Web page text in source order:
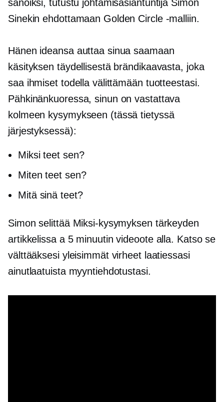
sanoiksi, tutustu johtamisasiantuntija Simon
Sinekin ehdottamaan Golden Circle -malliin.
Hänen ideansa auttaa sinua saamaan
käsityksen täydellisestä brändikaavasta, joka
saa ihmiset todella välittämään tuotteestasi.
Pähkinänkuoressa, sinun on vastattava
kolmeen kysymykseen (tässä tietyssä
järjestyksessä):
Miksi teet sen?
Miten teet sen?
Mitä sinä teet?
Simon selittää Miksi-kysymyksen tärkeyden
artikkelissa a 5 minuutin videoote alla. Katso se
välttääksesi yleisimmät virheet laatiessasi
ainutlaatuista myyntiehdotustasi.